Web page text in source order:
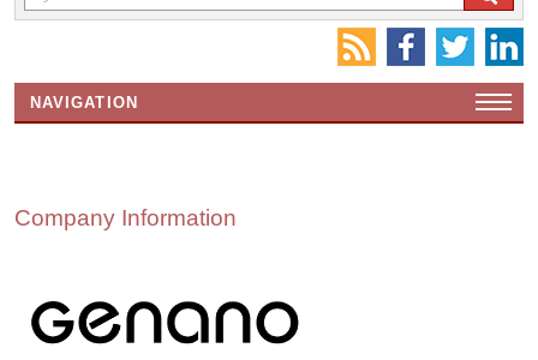
NAVIGATION
INS MAIN WEBSITE
Company Information